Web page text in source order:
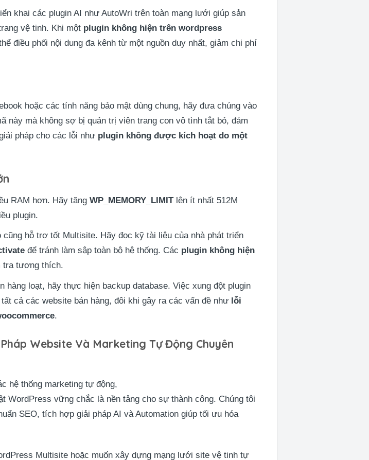
khai các plugin AI như AutoWri trên toàn mạng lưới giúp sản
vệ tinh. Khi một plugin không hiện trên wordpress
điều phối nội dung đa kênh từ một nguồn duy nhất, giảm chi phí
hoặc các tính năng bảo mật dùng chung, hãy đưa chúng vào
này mà không sợ bị quản trị viên trang con vô tình tắt bỏ, đảm
pháp cho các lỗi như plugin không được kích hoạt do một
RAM hơn. Hãy tăngWP_MEMORY_LIMITlên ít nhất 512M
plugin.
cũng hỗ trợ tốt Multisite. Hãy đọc kỹ tài liệu của nhà phát triển
để tránh làm sập toàn bộ hệ thống. Các plugin không hiện
tương thích.
hàng loạt, hãy thực hiện backup database. Việc xung đột plugin
cả các website bán hàng, đôi khi gây ra các vấn đề như lỗi
.
Pháp Website Và Marketing Tự Động Chuyên
hệ thống marketing tự động,
WordPress vững chắc là nền tảng cho sự thành công. Chúng tôi
SEO, tích hợp giải pháp AI và Automation giúp tối ưu hóa
Multisite hoặc muốn xây dựng mạng lưới site vệ tinh tự